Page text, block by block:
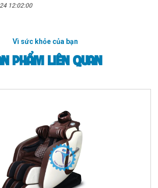
12:02:00
Vì sức khỏe của bạn
PHẨM LIÊN QUAN